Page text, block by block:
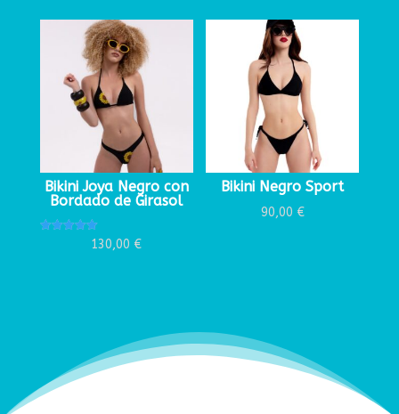
Bikini Joya Negro con
Bordado de Girasol
130,00 €
Bikini Negro Sport
90,00 €